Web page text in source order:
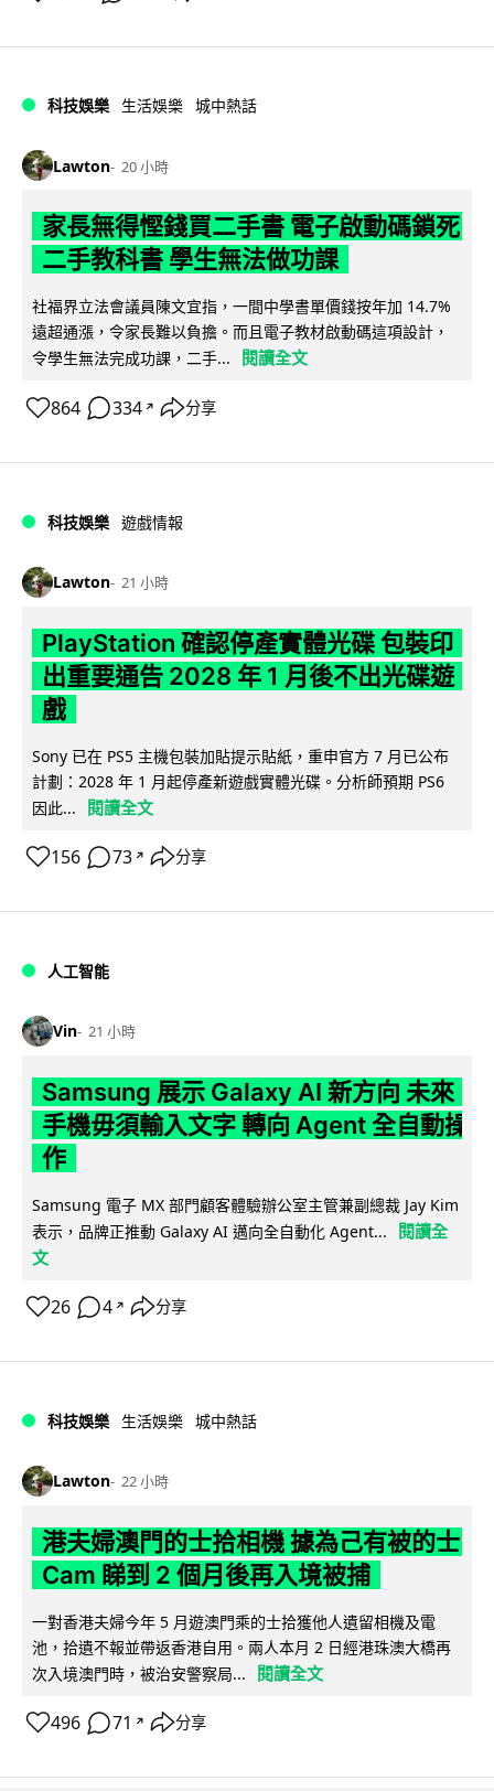
科技娛樂 生活娛樂 城中熱話
Lawton 20 小時
家長無得慳錢買二手書 電子啟動碼鎖死
二手教科書 學生無法做功課
社福界立法會議員陳文宜指，一間中學書單價錢按年加 14.7%
遠超通漲，令家長難以負擔。而且電子教材啟動碼這項設計，
令學生無法完成功課，二手...
閱讀全文
864 334 ↗ 分享
科技娛樂 遊戲情報
Lawton 21 小時
PlayStation 確認停產實體光碟 包裝印
出重要通告 2028 年 1 月後不出光碟遊
戲
Sony 已在 PS5 主機包裝加貼提示貼紙，重申官方 7 月已公布
計劃：2028 年 1 月起停產新遊戲實體光碟。分析師預期 PS6
因此...
閱讀全文
156 73 ↗ 分享
人工智能
Vin 21 小時
Samsung 展示 Galaxy AI 新方向 未來
手機毋須輸入文字 轉向 Agent 全自動操
作
Samsung 電子 MX 部門顧客體驗辦公室主管兼副總裁 Jay Kim
表示，品牌正推動 Galaxy AI 邁向全自動化 Agent...
閱讀全
文
26 4 ↗ 分享
科技娛樂 生活娛樂 城中熱話
Lawton 22 小時
港夫婦澳門的士拾相機 據為己有被的士
Cam 睇到 2 個月後再入境被捕
一對香港夫婦今年 5 月遊澳門乘的士拾獲他人遺留相機及電
池，拾遺不報並帶返香港自用。兩人本月 2 日經港珠澳大橋再
次入境澳門時，被治安警察局...
閱讀全文
496 71 ↗ 分享